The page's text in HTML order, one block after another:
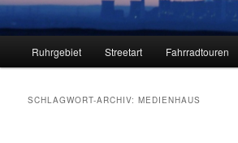
Ruhrgebiet Streetart Fahrradtouren
SCHLAGWORT-ARCHIV:MEDIENHAUS